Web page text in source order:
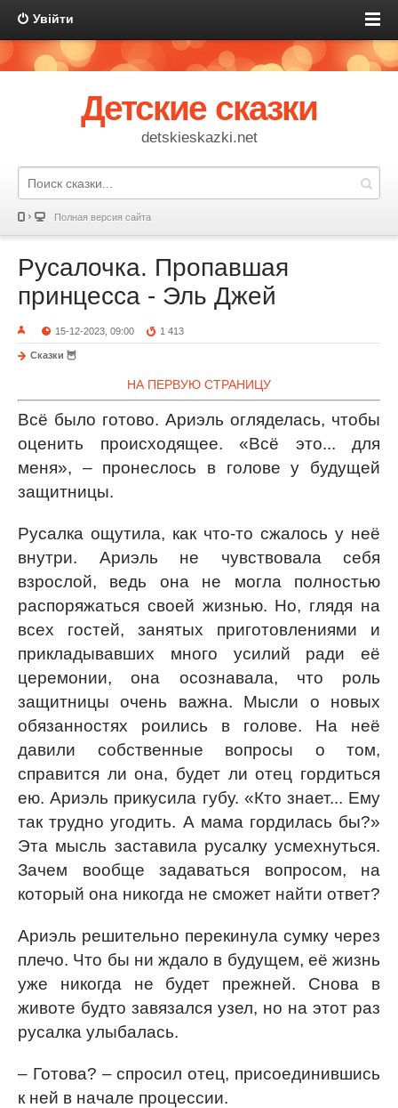
Увійти
Детские сказки
detskieskazki.net
Полная версия сайта
Русалочка. Пропавшая
принцесса - Эль Джей
15-12-2023, 09:00 1 413
Сказки 🦉
НА ПЕРВУЮ СТРАНИЦУ
Всё было готово. Ариэль огляделась, чтобы
оценить происходящее. «Всё это... для
меня», – пронеслось в голове у будущей
защитницы.
Русалка ощутила, как что-то сжалось у неё
внутри. Ариэль не чувствовала себя
взрослой, ведь она не могла полностью
распоряжаться своей жизнью. Но, глядя на
всех гостей, занятых приготовлениями и
прикладывавших много усилий ради её
церемонии, она осознавала, что роль
защитницы очень важна. Мысли о новых
обязанностях роились в голове. На неё
давили собственные вопросы о том,
справится ли она, будет ли отец гордиться
ею. Ариэль прикусила губу. «Кто знает... Ему
так трудно угодить. А мама гордилась бы?»
Эта мысль заставила русалку усмехнуться.
Зачем вообще задаваться вопросом, на
который она никогда не сможет найти ответ?
Ариэль решительно перекинула сумку через
плечо. Что бы ни ждало в будущем, её жизнь
уже никогда не будет прежней. Снова в
животе будто завязался узел, но на этот раз
русалка улыбалась.
– Готова? – спросил отец, присоединившись
к ней в начале процессии.